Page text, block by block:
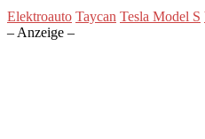
Elektroauto Taycan Tesla Model S
– Anzeige –